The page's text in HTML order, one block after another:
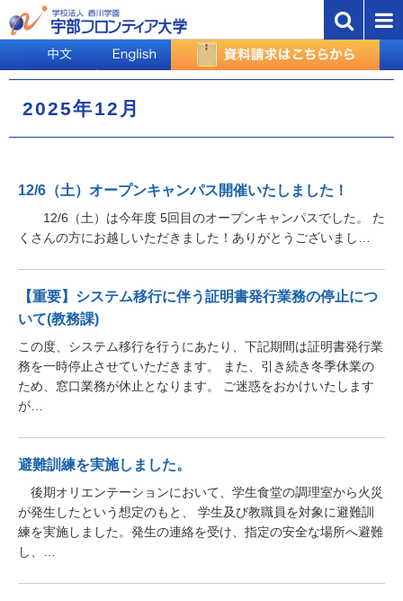
2025年12月
12/6（土）オープンキャンパス開催いたしました！
12/6（土）は今年度 5回目のオープンキャンパスでした。 た
くさんの方にお越しいただきました！ありがとうございまし…
【重要】システム移行に伴う証明書発行業務の停止につ
いて(教務課)
この度、システム移行を行うにあたり、下記期間は証明書発行業
務を一時停止させていただきます。 また、引き続き冬季休業の
ため、窓口業務が休止となります。 ご迷惑をおかけいたします
が…
避難訓練を実施しました。
後期オリエンテーションにおいて、学生食堂の調理室から火災
が発生したという想定のもと、 学生及び教職員を対象に避難訓
練を実施しました。発生の連絡を受け、指定の安全な場所へ避難
し、…